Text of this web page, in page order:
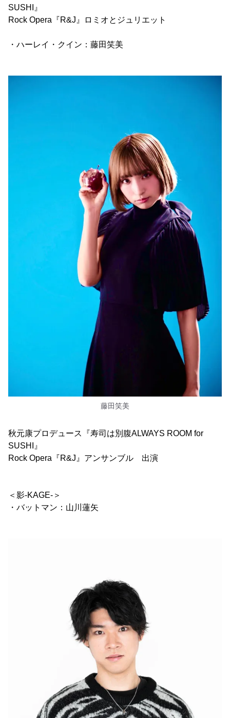
SUSHI』
Rock Opera『R&J』ロミオとジュリエット
・ハーレイ・クイン：藤田笑美
藤田笑美
秋元康プロデュース『寿司は別腹ALWAYS ROOM for
SUSHI』
Rock Opera『R&J』アンサンブル 出演
＜影-KAGE-＞
・バットマン：山川蓮矢